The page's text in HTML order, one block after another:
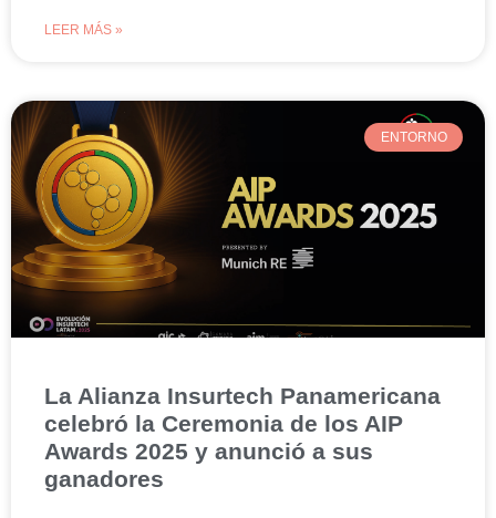
LEER MÁS »
ENTORNO
La Alianza Insurtech Panamericana
celebró la Ceremonia de los AIP
Awards 2025 y anunció a sus
ganadores